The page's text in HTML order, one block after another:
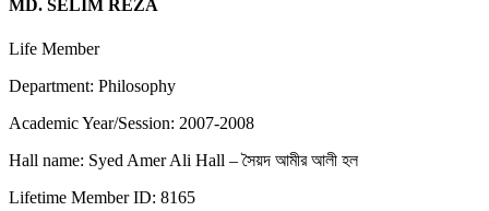
MD. SELIM REZA
Life Member
Department: Philosophy
Academic Year/Session: 2007-2008
Hall name: Syed Amer Ali Hall – সৈয়দ আমীর আলী হল
Lifetime Member ID: 8165